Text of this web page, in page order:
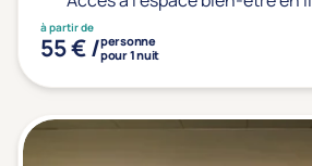
Offres spéciales
Vente Flash & Promo
Offres spéciales Solo
à partir de
55 € /personne
pour 1 nuit